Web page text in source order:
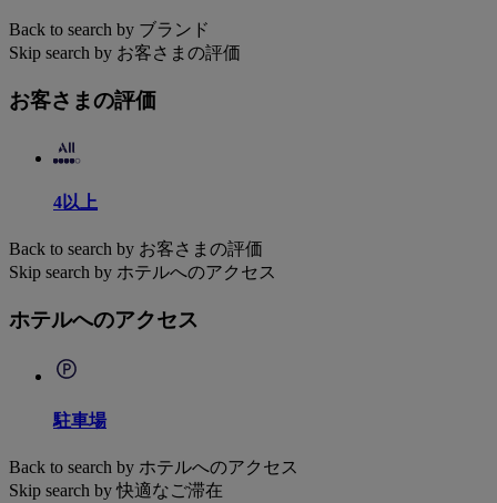
Back to search by ブランド
Skip search by お客さまの評価
お客さまの評価
4以上
Back to search by お客さまの評価
Skip search by ホテルへのアクセス
ホテルへのアクセス
駐車場
Back to search by ホテルへのアクセス
Skip search by 快適なご滞在